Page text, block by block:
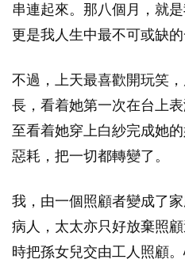
串連起來。那八個月，就
更是我人生中最不可或缺的
不過，上天最喜歡開玩笑
長，看着她第一次在台上
至看着她穿上白紗完成她
惡耗，把一切都轉變了。
我，由一個照顧者變成了
病人，太太亦只好放棄照
時把孫女兒交由工人照顧